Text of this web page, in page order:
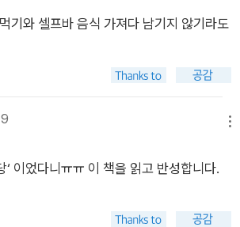
않느냐보다 중요한 건 각자의 ‘선택’이 ‘존
요. 비건을 선택한 사람들에겐 각자마다 나
질적으로 육식이 안 맞아서, 다이어트 중
고, 종교적인 이유로, 동물권을 존중하고
문에 등등 자신에게 가장 맞는 선택을 하는
은 개인에게만 영향을 미치는 것이 아니라
제적으로도 큰 의미가 있어요. 그렇기 때문
입으로 들어가는 것들이 어디서 어떻게
, 스스로 나에게 맞는 선택을 할 수 있어야
먹느냐’에 따라 하나뿐인 나의 건강과 우
기와 셀프바 음식 가져다 남기지 않기라도
‘ 이었다니ㅠㅠ 이 책을 읽고 반성합니다.